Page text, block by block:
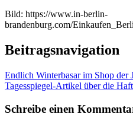
Bild: https://www.in-berlin-
brandenburg.com/
Beitragsnavigation
Endlich Winterbasar im Shop der
Tagesspiegel-Artikel über die
Schreibe einen